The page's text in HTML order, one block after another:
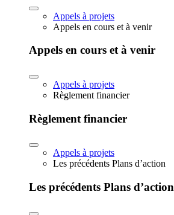
Appels à projets
Appels en cours et à venir
Appels en cours et à venir
Appels à projets
Règlement financier
Règlement financier
Appels à projets
Les précédents Plans d’action
Les précédents Plans d’action